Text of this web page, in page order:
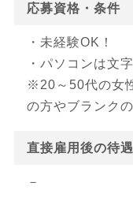
応募資格・条件
・未経験OK！
・パソコンは文
※20～50代の女
の方やブランク
直接雇用後の待遇
－